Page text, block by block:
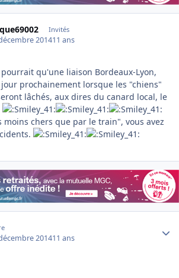
Invités
201411 ans
qu'une liaison Bordeaux-Lyon,
prochainement lorsque les "chiens"
lâchés, aux dires du canard local, le
moins chers que par le train", vous avez
201411 ans